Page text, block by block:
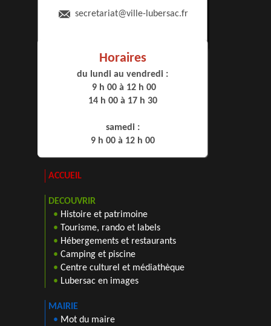
secretariat@ville-lubersac.fr
Horaires
du lundi au vendredi :
9 h 00 à 12 h 00
14 h 00 à 17 h 30
samedi :
9 h 00 à 12 h 00
ACCUEIL
DECOUVRIR
• Histoire et patrimoine
• Tourisme, rando et labels
• Hébergements et restaurants
• Camping et piscine
• Centre culturel et médiathèque
• Lubersac en images
MAIRIE
• Mot du maire